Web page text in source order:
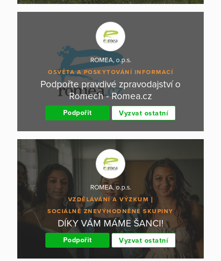
ROMEA, o.p.s.
OSVĚTA A POSKYTOVÁNÍ INFORMACÍ
Podpořte pravdivé zpravodajství o
Romech - Romea.cz
Podpořit Vyzvat ostatní
ROMEA, o.p.s.
VZDĚLÁVÁNÍ A VÝZKUM
SOCIÁLNĚ ZNEVÝHODNĚNÉ SKUPINY
DÍKY VÁM MÁME ŠANCI!
Podpořit Vyzvat ostatní